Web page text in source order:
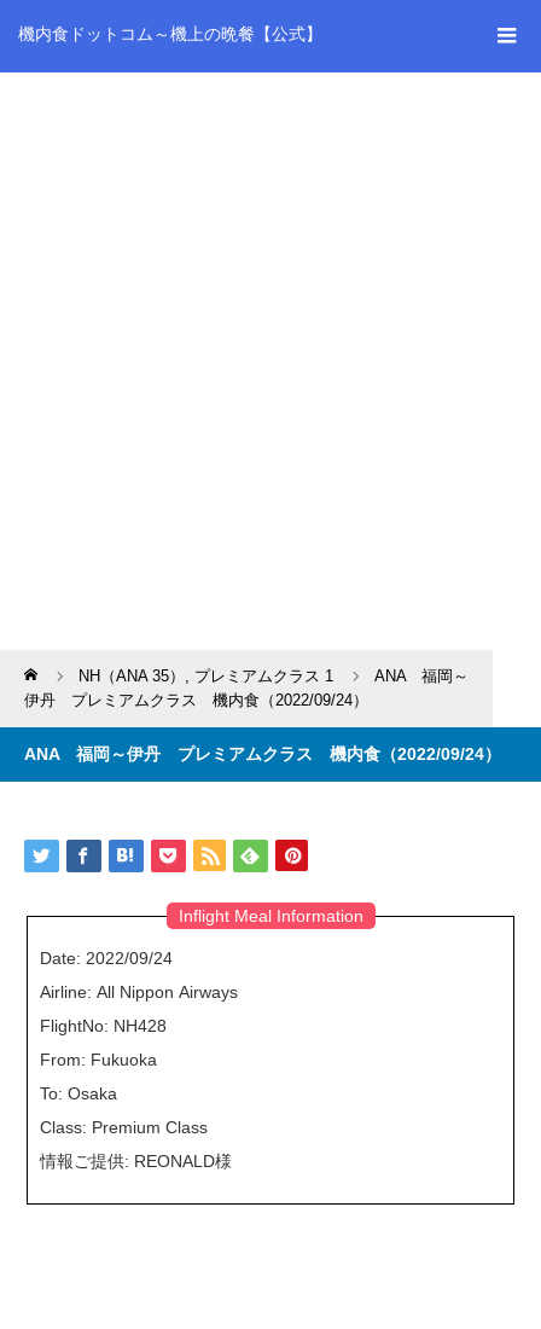
機内食ドットコム～機上の晩餐【公式】
Home NH（ANA 35） , プレミアムクラス 1
ANA 福岡～
伊丹 プレミアムクラス 機内食（2022/09/24）
ANA 福岡～伊丹 プレミアムクラス 機内食（2022/09/24）
Inflight Meal Information
Date: 2022/09/24
Airline: All Nippon Airways
FlightNo: NH428
From: Fukuoka
To: Osaka
Class: Premium Class
情報ご提供: REONALD様